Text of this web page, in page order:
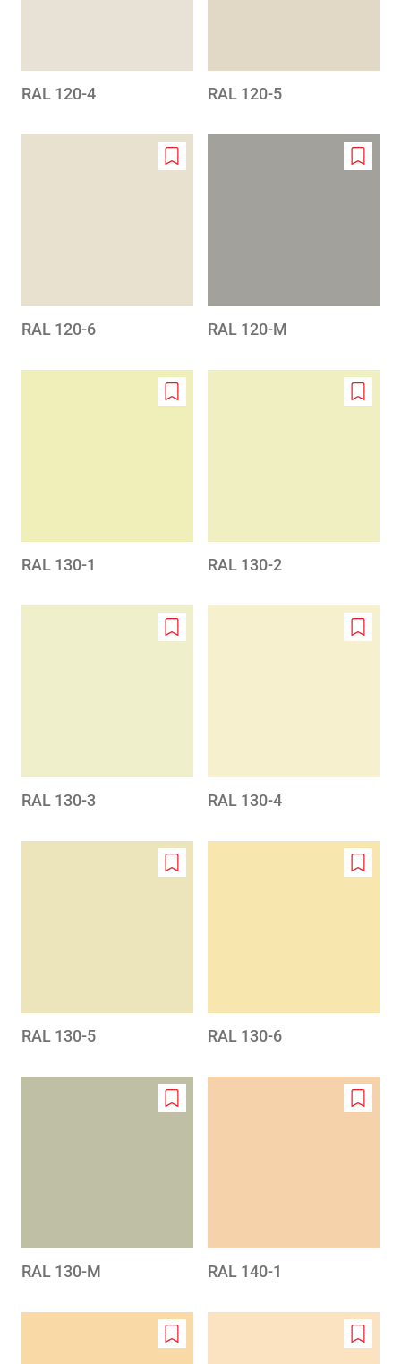
RAL 120-4 RAL 120-5
Add
RAL 120-6
Add
RAL 120-M
Add
RAL 130-1
Add
RAL 130-2
Add
RAL 130-3
Add
RAL 130-4
Add
RAL 130-5
Add
RAL 130-6
Add
RAL 130-M
Add
RAL 140-1
Add
Add